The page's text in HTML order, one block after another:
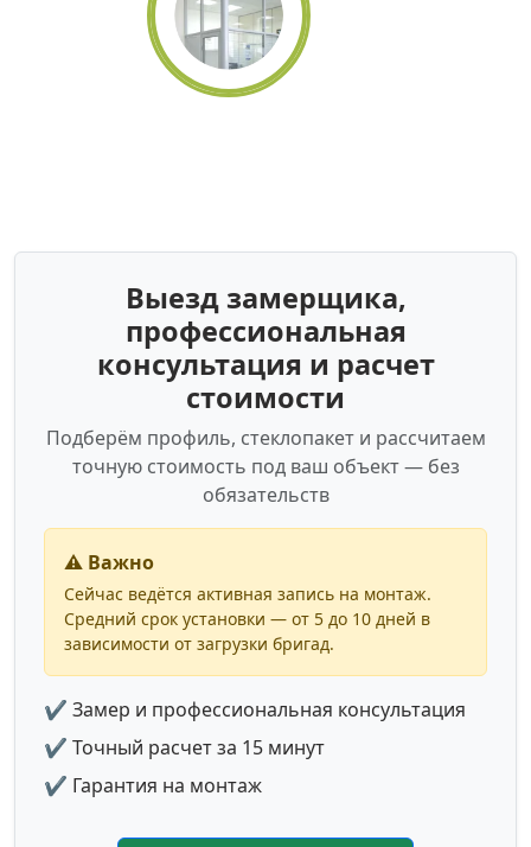
Выезд замерщика,
профессиональная
консультация и расчет
стоимости
Подберём профиль, стеклопакет и рассчитаем
точную стоимость под ваш объект — без
обязательств
⚠️ Важно
Сейчас ведётся активная запись на монтаж.
Средний срок установки — от 5 до 10 дней в
зависимости от загрузки бригад.
✔ Замер и профессиональная консультация
✔ Точный расчет за 15 минут
✔ Гарантия на монтаж